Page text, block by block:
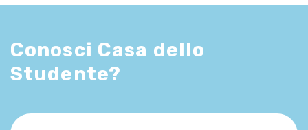
Conosci Casa dello
Studente?